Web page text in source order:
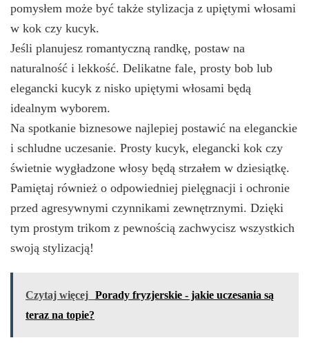
pomysłem może być także stylizacja z upiętymi włosami
w kok czy kucyk.
Jeśli planujesz romantyczną randkę, postaw na
naturalność i lekkość. Delikatne fale, prosty bob lub
elegancki kucyk z nisko upiętymi włosami będą
idealnym wyborem.
Na spotkanie biznesowe najlepiej postawić na eleganckie
i schludne uczesanie. Prosty kucyk, elegancki kok czy
świetnie wygładzone włosy będą strzałem w dziesiątkę.
Pamiętaj również o odpowiedniej pielęgnacji i ochronie
przed agresywnymi czynnikami zewnętrznymi. Dzięki
tym prostym trikom z pewnością zachwycisz wszystkich
swoją stylizacją!
Czytaj więcej Porady fryzjerskie - jakie uczesania są
teraz na topie?